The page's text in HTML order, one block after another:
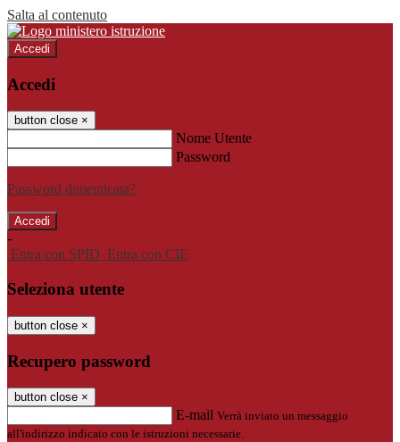
Salta al contenuto
Accedi
Accedi
button close ×
Nome Utente
Password
Password dimenticata?
-
Entra con SPID Entra con CIE
Seleziona utente
button close ×
Recupero password
button close ×
E-mail Verrà inviato un messaggio
all'indirizzo indicato con le istruzioni necessarie.